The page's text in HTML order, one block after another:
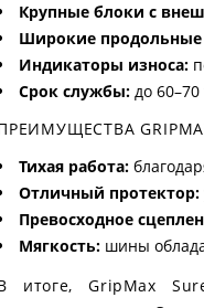
Крупные блоки с
Широкие
Индикаторы износа:
Срок службы: до
GRIPMAX
Тихая работа:
Отличный протектор:
Превосходное
Мягкость: шины
итоге, GripMax